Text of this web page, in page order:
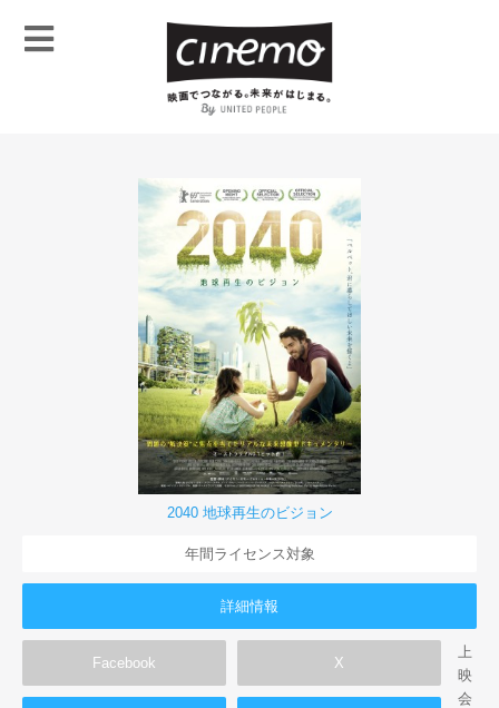
2040 地球再生のビジョン
年間ライセンス対象
詳細情報
Facebook X
上
映
会